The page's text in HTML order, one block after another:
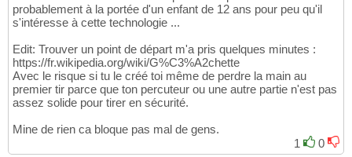
probablement à la portée d'un enfant de 12 ans pour peu qu'il
s'intéresse à cette technologie ...
Edit: Trouver un point de départ m'a pris quelques minutes :
https://fr.wikipedia.org/wiki/G%C3%A2chette
Avec le risque si tu le créé toi même de perdre la main au
premier tir parce que ton percuteur ou une autre partie n'est pas
assez solide pour tirer en sécurité.
Mine de rien ca bloque pas mal de gens.
1
0